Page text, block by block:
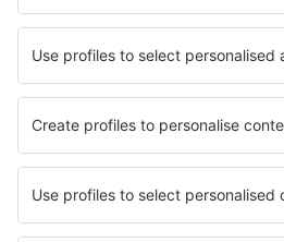
Attracties
Luchtvaartmaatschappijen
Brussels Airlines
Ryanair
Wizz Air
Tui Fly
Transavia